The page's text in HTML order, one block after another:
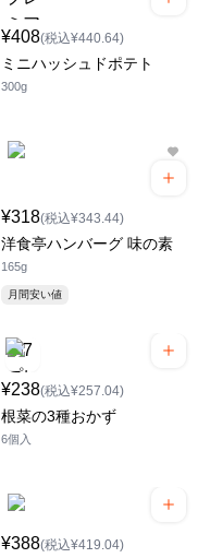
¥408(税込¥440.64)
ミニハッシュドポテト
300g
¥318(税込¥343.44)
洋食亭ハンバーグ 味の素
165g
月間安い値
¥238(税込¥257.04)
根菜の3種おかず
6個入
¥388(税込¥419.04)